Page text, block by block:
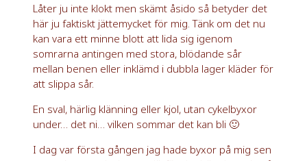
Låter ju inte klokt men skämt åsido så betyder det
här ju faktiskt jättemycket för mig. Tänk om det nu
kan vara ett minne blott att lida sig igenom
somrarna antingen med stora, blödande sår
mellan benen eller inklämd i dubbla lager kläder för
att slippa sår.
En sval, härlig klänning eller kjol, utan cykelbyxor
under… det ni… vilken sommar det kan bli 🙂
I dag var första gången jag hade byxor på mig sen